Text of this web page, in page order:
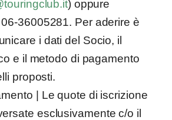
) oppure
36005281. Per aderire è
i dati del Socio, il
e il metodo di pagamento
proposti.
| Le quote di iscrizione
esclusivamente c/o il